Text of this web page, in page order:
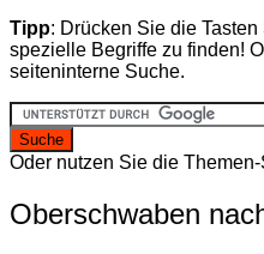
Tipp: Drücken Sie die
spezielle Begriffe zu finden!
seiteninterne Suche.
Oder nutzen Sie die
Oberschwaben